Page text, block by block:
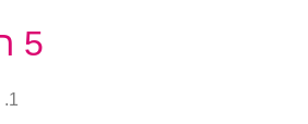
5 הדברות שלי לחדר בריחה מוצלח: